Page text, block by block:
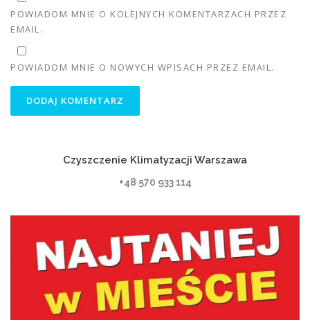
POWIADOM MNIE O KOLEJNYCH KOMENTARZACH PRZEZ
EMAIL.
POWIADOM MNIE O NOWYCH WPISACH PRZEZ EMAIL.
Czyszczenie Klimatyzacji Warszawa
+48 570 933 114